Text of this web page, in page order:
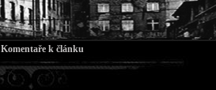
Komentaře k článku